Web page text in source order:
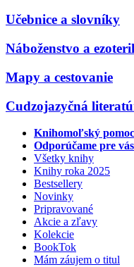
Učebnice a slovníky
Náboženstvo a
Mapy a cestovanie
Cudzojazyčná
Knihomoľský
Odporúčame pre vás
Všetky knihy
Knihy roka 2025
Bestsellery
Novinky
Pripravované
Akcie a zľavy
Kolekcie
BookTok
Mám záujem o titul